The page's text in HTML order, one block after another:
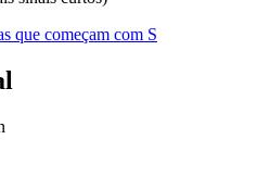
que começam com S